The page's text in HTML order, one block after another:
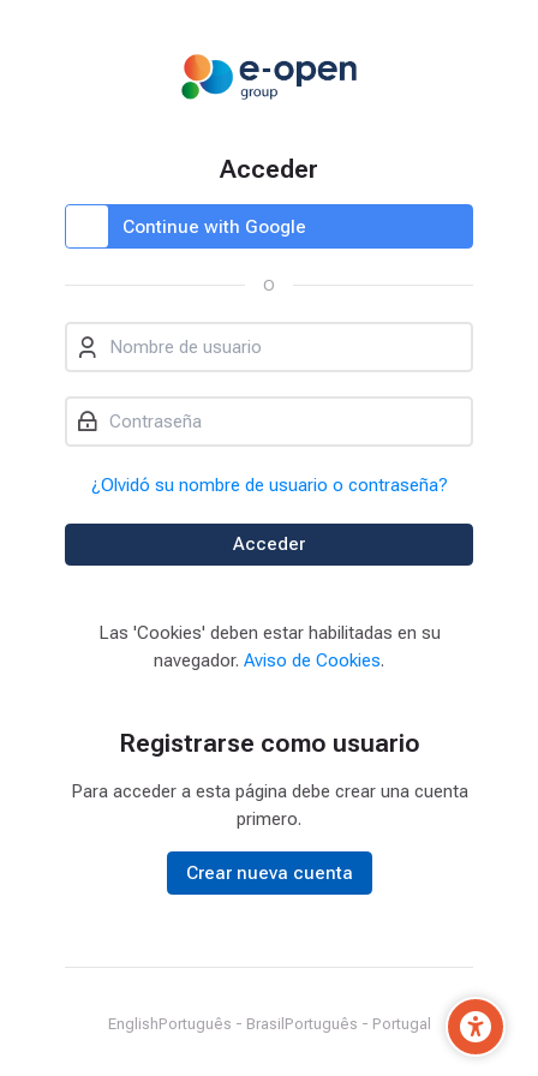
Acceder
Saltar a creación de una nueva
Identifíquese usando su cuenta en:
Continue with Google
O
Nombre de usuario
Contraseña
¿Olvidó su nombre de usuario o contraseña?
Acceder
Las 'Cookies' deben estar habilitadas en su
navegador. Aviso de Cookies.
Registrarse como usuario
Para acceder a esta página debe crear una cuenta
primero.
Crear nueva cuenta
EnglishPortuguês - Brasil Português - Portugal